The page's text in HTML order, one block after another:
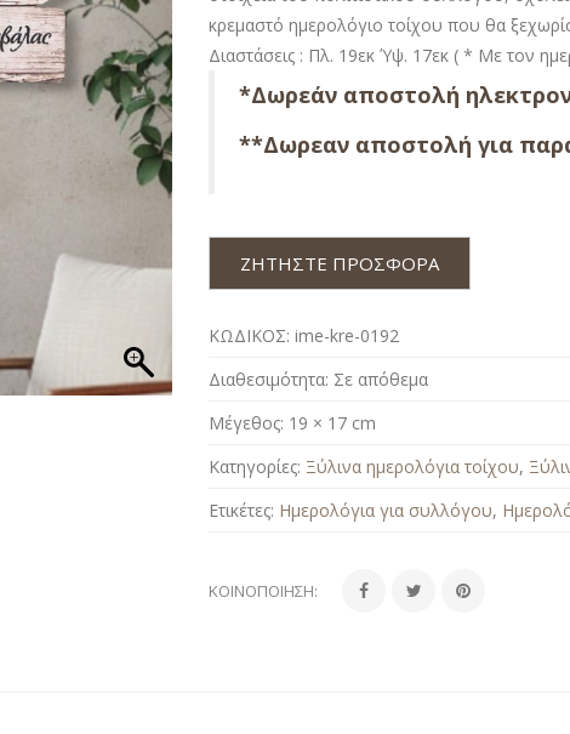
κρεμαστό ημερολόγιο τοίχου που θα
Διαστάσεις : Πλ. 19εκ Ύψ. 17εκ ( * Με τον
*Δωρεάν αποστολή
**Δωρεαν αποστολή για
ΖΗΤΗΣΤΕ ΠΡΟΣΦΟΡΑ
ΚΩΔΙΚΟΣ: ime-kre-0192
Διαθεσιμότητα: Σε απόθεμα
Μέγεθος: 19 × 17 cm
Κατηγορίες: Ξύλινα ημερολόγια τοίχου,
Ετικέτες: Ημερολόγια για συλλόγου,
ΚΟΙΝΟΠΟΊΗΣΗ: